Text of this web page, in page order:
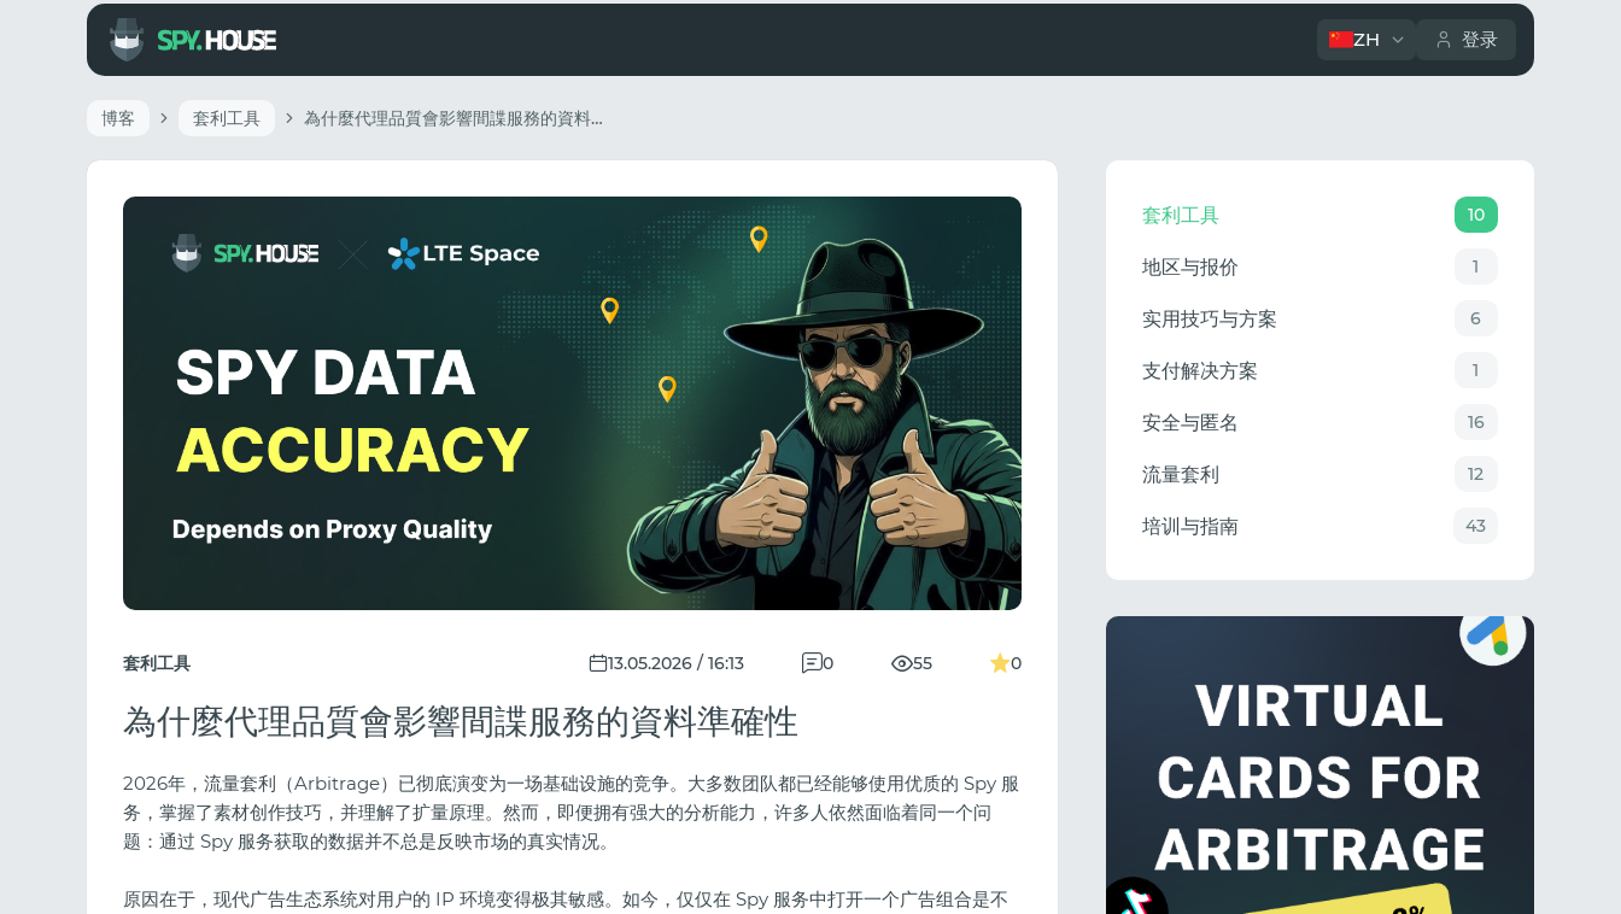
ZH 登录
博客 套利工具 為什麼代理品質會影響間諜服務的資料準確性
套利工具 13.05.2026 / 16:13 0 55 0
為什麼代理品質會影響間諜服務的資料準確性
2026年，流量套利（Arbitrage）已彻底演变为一场基础设施的竞争。大多数团队都已经能够使用优质的 Spy 服
务，掌握了素材创作技巧，并理解了扩量原理。然而，即便拥有强大的分析能力，许多人依然面临着同一个问
题：通过 Spy 服务获取的数据并不总是反映市场的真实情况。
原因在于，现代广告生态系统对用户的 IP 环境变得极其敏感。如今，仅仅在 Spy 服务中打开一个广告组合是不
套利工具 10
地区与报价 1
实用技巧与方案 6
支付解决方案 1
安全与匿名 16
流量套利 12
培训与指南 43